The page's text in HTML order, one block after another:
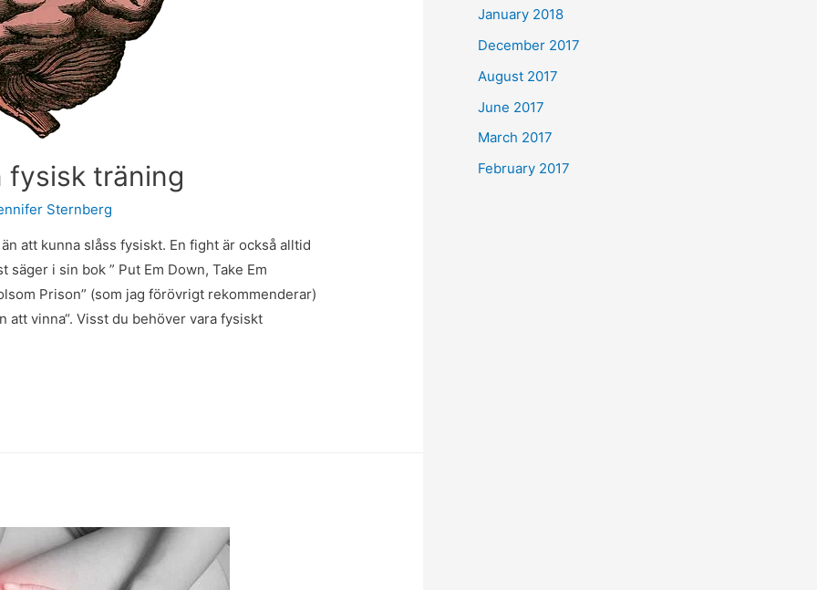
fysisk träning
Sternberg
att kunna slåss fysiskt. En fight är också alltid
i sin bok ” Put Em Down, Take Em
Prison” (som jag förövrigt rekommenderar)
att vinna“. Visst du behöver vara fysiskt
January 2018
December 2017
August 2017
June 2017
March 2017
February 2017